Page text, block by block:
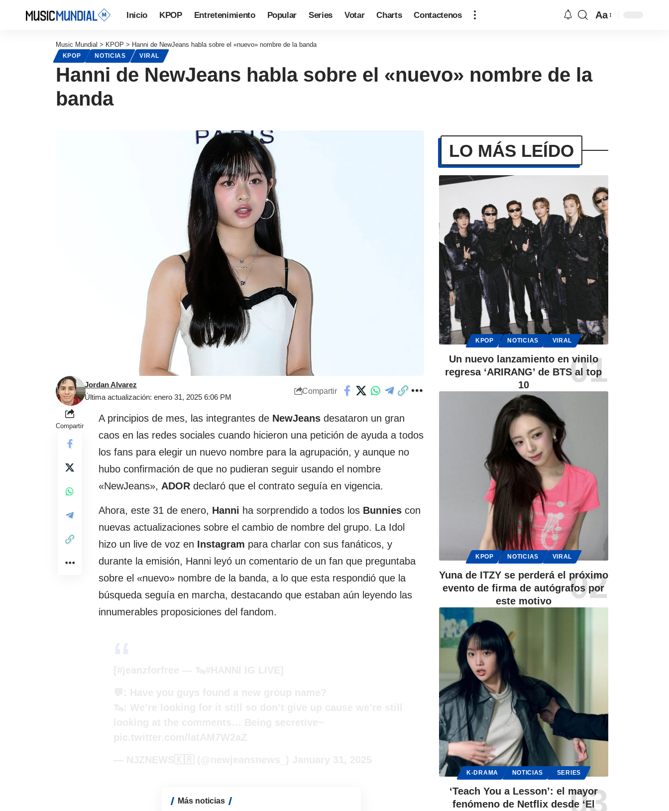
Inicio KPOP Entretenimiento Popular Series Votar Charts Contactenos Aa
Music Mundial > KPOP > Hanni de NewJeans habla sobre el «nuevo» nombre de la banda
KPOP NOTICIAS VIRAL
Hanni de NewJeans habla sobre el «nuevo» nombre de la
banda
Última actualización: enero 31, 2025 6:06 PM
Jordan Alvarez
Compartir
Compartir
A principios de mes, las integrantes de NewJeans desataron un gran
caos en las redes sociales cuando hicieron una petición de ayuda a todos
los fans para elegir un nuevo nombre para la agrupación, y aunque no
hubo confirmación de que no pudieran seguir usando el nombre
«NewJeans», ADOR declaró que el contrato seguía en vigencia.
Ahora, este 31 de enero, Hanni ha sorprendido a todos los Bunnies con
nuevas actualizaciones sobre el cambio de nombre del grupo. La Idol
hizo un live de voz en Instagram para charlar con sus fanáticos, y
durante la emisión, Hanni leyó un comentario de un fan que preguntaba
sobre el «nuevo» nombre de la banda, a lo que esta respondió que la
búsqueda seguía en marcha, destacando que estaban aún leyendo las
innumerables proposiciones del fandom.
Más noticias
LO MÁS LEÍDO
KPOP NOTICIAS VIRAL
Un nuevo lanzamiento en vinilo
regresa ‘ARIRANG’ de BTS al top
10
KPOP NOTICIAS VIRAL
Yuna de ITZY se perderá el próximo
evento de firma de autógrafos por
este motivo
K-DRAMA NOTICIAS SERIES
‘Teach You a Lesson’: el mayor
fenómeno de Netflix desde ‘El